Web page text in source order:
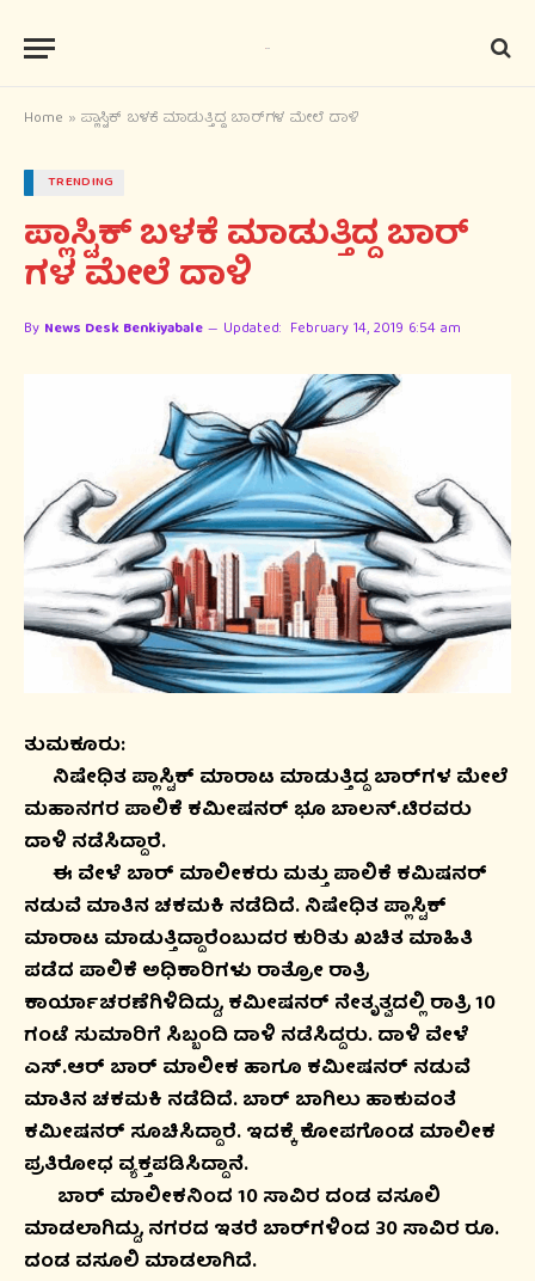
Home » ಪ್ಲಾಸ್ಟಿಕ್​ ಬಳಕೆ ಮಾಡುತ್ತಿದ್ದ ಬಾರ್​ಗಳ ಮೇಲೆ ದಾಳಿ
TRENDING
ಪ್ಲಾಸ್ಟಿಕ್​ ಬಳಕೆ ಮಾಡುತ್ತಿದ್ದ ಬಾರ್​
ಗಳ ಮೇಲೆ ದಾಳಿ
By News Desk Benkiyabale Updated: February 14, 2019 6:54 am
ತುಮಕೂರು:
ನಿಷೇಧಿತ ಪ್ಲಾಸ್ಟಿಕ್ ಮಾರಾಟ ಮಾಡುತ್ತಿದ್ದ ಬಾರ್​ಗಳ ಮೇಲೆ
ಮಹಾನಗರ ಪಾಲಿಕೆ ಕಮೀಷನರ್ ಭೂ ಬಾಲನ್.ಟಿರವರು
ದಾಳಿ ನಡೆಸಿದ್ದಾರೆ.
ಈ ವೇಳೆ ಬಾರ್ ಮಾಲೀಕರು ಮತ್ತು ಪಾಲಿಕೆ ಕಮಿಷನರ್​
ನಡುವೆ ಮಾತಿನ ಚಕಮಕಿ ನಡೆದಿದೆ.ನಿಷೇಧಿತ ಪ್ಲಾಸ್ಟಿಕ್
ಮಾರಾಟ ಮಾಡುತ್ತಿದ್ದಾರೆಂಬುದರ ಕುರಿತು ಖಚಿತ ಮಾಹಿತಿ
ಪಡೆದ ಪಾಲಿಕೆ ಅಧಿಕಾರಿಗಳು ರಾತ್ರೋ ರಾತ್ರಿ
ಕಾರ್ಯಾಚರಣೆಗಿಳಿದಿದ್ದು, ಕಮೀಷನರ್​ ನೇತೃತ್ವದಲ್ಲಿ ರಾತ್ರಿ 10
ಗಂಟೆ ಸುಮಾರಿಗೆ ಸಿಬ್ಬಂದಿ ದಾಳಿ ನಡೆಸಿದ್ದರು. ದಾಳಿ ವೇಳೆ
ಎಸ್.ಆರ್ ಬಾರ್ ಮಾಲೀಕ ಹಾಗೂ ಕಮೀಷನರ್ ನಡುವೆ
ಮಾತಿನ ಚಕಮಕಿ ನಡೆದಿದೆ. ಬಾರ್ ಬಾಗಿಲು ಹಾಕುವಂತೆ
ಕಮೀಷನರ್ ಸೂಚಿಸಿದ್ದಾರೆ. ಇದಕ್ಕೆ ಕೋಪಗೊಂಡ ಮಾಲೀಕ
ಪ್ರತಿರೋಧ ವ್ಯಕ್ತಪಡಿಸಿದ್ದಾನೆ.
ಬಾರ್ ಮಾಲೀಕನಿಂದ 10 ಸಾವಿರ ದಂಡ ವಸೂಲಿ
ಮಾಡಲಾಗಿದ್ದು, ನಗರದ ಇತರೆ ಬಾರ್​ಗಳಿಂದ 30 ಸಾವಿರ ರೂ.
ದಂಡ ವಸೂಲಿ ಮಾಡಲಾಗಿದೆ.